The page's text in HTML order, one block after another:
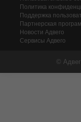
Политика
Поддержка
Партнерская
Новости Адвего
Сервисы Адвего
©